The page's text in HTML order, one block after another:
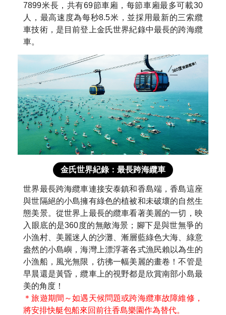
7899米長，共有69節車廂，每節車廂最多可載30
人，最高速度為每秒8.5米，並採用最新的三索纜
車技術，是目前登上金氏世界紀錄中最長的跨海纜
車。
金氏世界紀錄：最長跨海纜車
世界最長跨海纜車連接安泰鎮和香島端，香島這座
與世隔絕的小島擁有綠色的植被和未破壞的自然生
態美景。從世界上最長的纜車看著美麗的一切，映
入眼底的是360度的無敵海景；腳下是與世無爭的
小漁村、美麗迷人的沙灘、漸層藍綠色大海、綠意
盎然的小島嶼，海灣上漂浮著各式漁民賴以為生的
小漁船，風光無限，彷彿一幅美麗的畫卷！不管是
早晨還是黃昏，纜車上的視野都是欣賞南部小島最
美的角度！
＊旅遊期間～如遇天候問題或跨海纜車故障維修，
將安排快艇包船來回前往香島樂園作為替代。